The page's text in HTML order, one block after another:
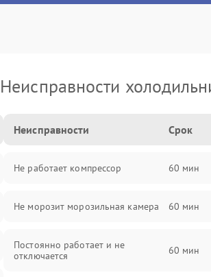
Неисправности
Неисправности Срок
Не работает компрессор 60 мин
Не морозит морозильная камера 60 мин
Постоянно работает и не
отключается
60 мин